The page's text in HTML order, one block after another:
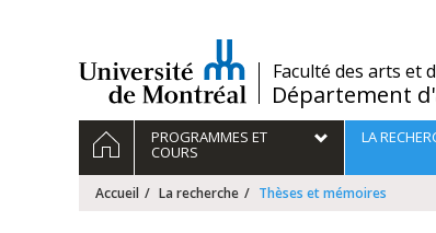
/Faculté des arts et
Département d'
Navigation
principale
ACCUEILPROGRAMMES ET
COURS
LA
Accueil La recherche Thèses et mémoires